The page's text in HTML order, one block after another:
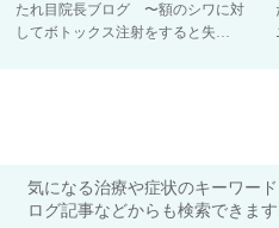
たれ目院長ブログ 〜額のシワに対
してボトックス注射をすると失…
気になる治療や症状のキーワー
ログ記事などからも検索できます